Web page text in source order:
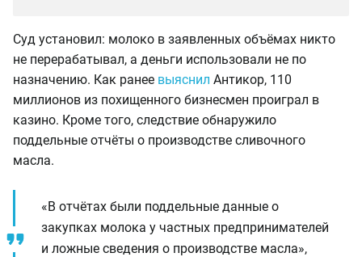
Суд установил: молоко в заявленных объёмах никто
не перерабатывал, а деньги использовали не по
назначению. Как ранее выяснил Антикор, 110
миллионов из похищенного бизнесмен проиграл в
казино. Кроме того, следствие обнаружило
поддельные отчёты о производстве сливочного
масла.
«В отчётах были поддельные данные о
закупках молока у частных предпринимателей
и ложные сведения о производстве масла»,